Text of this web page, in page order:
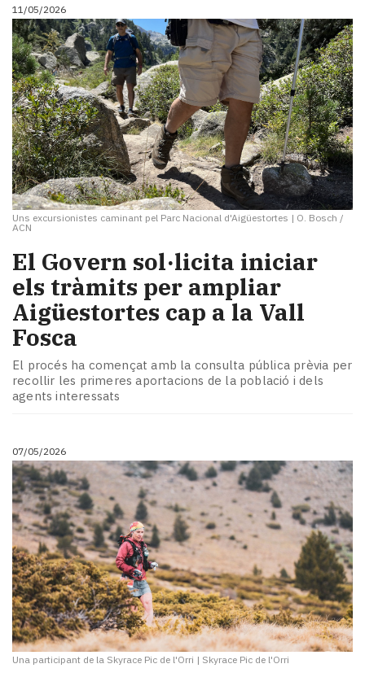
11/05/2026
Uns excursionistes caminant pel Parc Nacional d'Aigüestortes | O. Bosch /
ACN
El Govern sol·licita iniciar
els tràmits per ampliar
Aigüestortes cap a la Vall
Fosca
El procés ha començat amb la consulta pública prèvia per
recollir les primeres aportacions de la població i dels
agents interessats
07/05/2026
Una participant de la Skyrace Pic de l'Orri | Skyrace Pic de l'Orri